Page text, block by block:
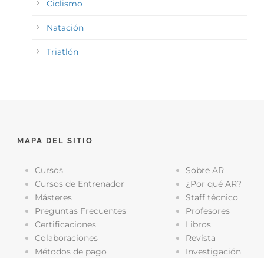
Ciclismo
Natación
Triatlón
MAPA DEL SITIO
Cursos
Cursos de Entrenador
Másteres
Preguntas Frecuentes
Certificaciones
Colaboraciones
Métodos de pago
Sobre AR
¿Por qué AR?
Staff técnico
Profesores
Libros
Revista
Investigación